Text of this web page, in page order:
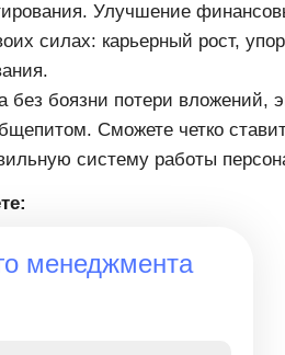
Улучшение
силах: карьерный рост,
без боязни потери
Сможете четко
систему работы
менеджмента